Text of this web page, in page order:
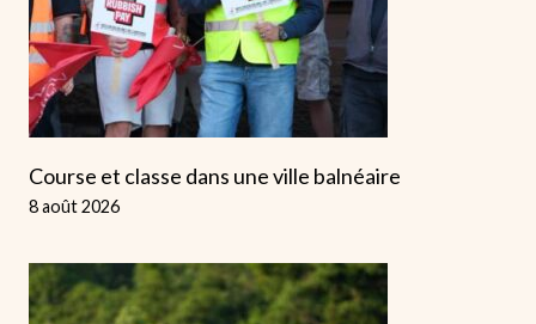
Course et classe dans une ville balnéaire
8 août 2026